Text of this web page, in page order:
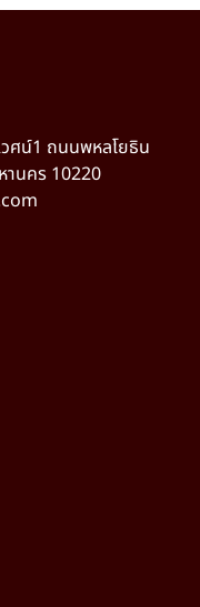
ศน์1 ถนนพหลโยธิน
านคร 10220